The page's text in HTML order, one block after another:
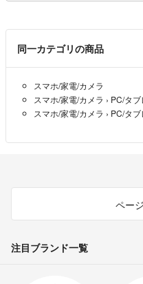
同一カテゴリの商品
スマホ/家電/カメラ
スマホ/家電/カメラ › PC/タブ
スマホ/家電/カメラ › PC/タブ
ペー
注目ブランド一覧